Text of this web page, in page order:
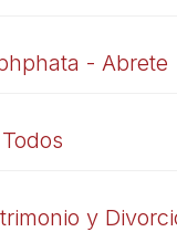
- Abrete
y